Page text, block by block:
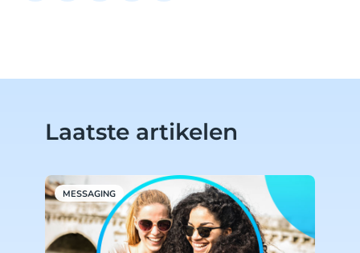
Laatste artikelen
MESSAGING